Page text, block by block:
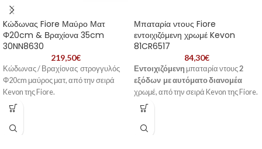
Kώδωνας Fiore Μαύρο Ματ
Φ20cm & Βραχίονα 35cm
30NN8630
219,50€
Κώδωνας / Βραχίονας στρογγυλός
Φ20cm μαύρος ματ, από την σειρά
Kevon της Fiore.
Μπαταρία ντους Fiore
εντοιχιζόμενη χρωμέ Kevon
81CR6517
84,30€
Εντοιχιζόμενη μπαταρία ντους2
εξόδων με αυτόματο διανομέα
χρωμέ, από την σειρά Kevon της Fiore.